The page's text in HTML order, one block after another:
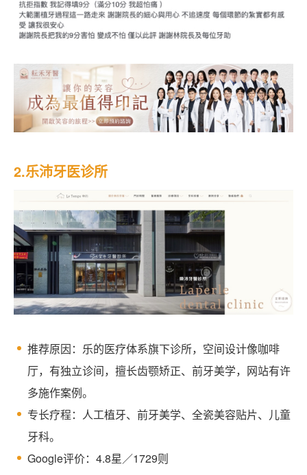
2.乐沛牙医诊所
推荐原因：乐的医疗体系旗下诊所，空间设计像咖啡
厅，有独立诊间，擅长齿颚矫正、前牙美学，网站有许
多施作案例。
专长疗程：人工植牙、前牙美学、全瓷美容贴片、儿童
牙科。
Google评价：4.8星／1729则